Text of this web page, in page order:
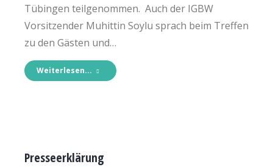
Tübingen teilgenommen. Auch der IGBW
Vorsitzender Muhittin Soylu sprach beim Treffen
zu den Gästen und…
Weiterlesen...
Presseerklärung